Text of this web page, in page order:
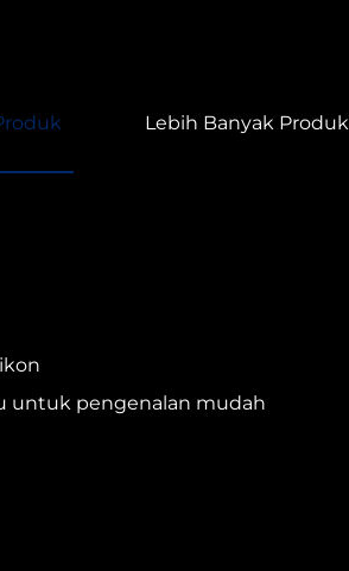
Lebih Banyak Produk
untuk pengenalan mudah